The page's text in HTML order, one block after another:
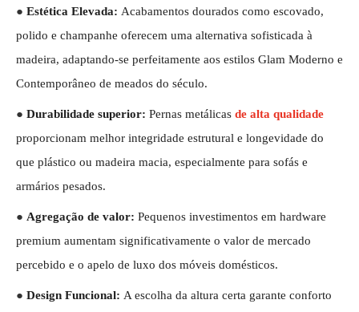
● Estética Elevada: Acabamentos dourados como escovado,
polido e champanhe oferecem uma alternativa sofisticada à
madeira, adaptando-se perfeitamente aos estilos Glam Moderno e
Contemporâneo de meados do século.
● Durabilidade superior: Pernas metálicas de alta qualidade
proporcionam melhor integridade estrutural e longevidade do
que plástico ou madeira macia, especialmente para sofás e
armários pesados.
● Agregação de valor: Pequenos investimentos em hardware
premium aumentam significativamente o valor de mercado
percebido e o apelo de luxo dos móveis domésticos.
● Design Funcional: A escolha da altura certa garante conforto